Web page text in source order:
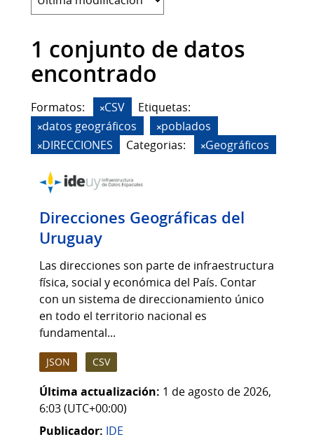
1 conjunto de datos
encontrado
Formatos: CSV
Etiquetas:
datos geográficos
poblados
DIRECCIONES
Categorias: Geográficos
Direcciones Geográficas del
Uruguay
Las direcciones son parte de infraestructura
física, social y económica del País. Contar
con un sistema de direccionamiento único
en todo el territorio nacional es
fundamental...
JSON CSV
Última actualización: 1 de agosto de 2026,
6:03 (UTC+00:00)
Publicador: IDE